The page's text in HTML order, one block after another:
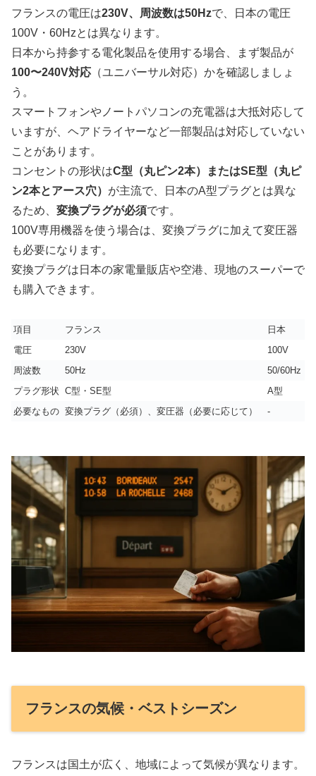
フランスの電圧は230V、周波数は50Hzで、日本の電圧
100V・60Hzとは異なります。
日本から持参する電化製品を使用する場合、まず製品が
100〜240V対応 （ユニバーサル対応）かを確認しましょ
う。
スマートフォンやノートパソコンの充電器は大抵対応して
いますが、ヘアドライヤーなど一部製品は対応していない
ことがあります。
コンセントの形状はC型（丸ピン2本）またはSE型（丸ピ
ン2本とアース穴） が主流で、日本のA型プラグとは異な
るため、 変換プラグが必須です。
100V専用機器を使う場合は、変換プラグに加えて変圧器
も必要になります。
変換プラグは日本の家電量販店や空港、現地のスーパーで
も購入できます。
項目 フランス
日本
電圧
230V
100V
周波数
50Hz
50/60Hz
プラグ形状 C型・SE型
A型
必要なもの 変換プラグ（必須）、変圧器（必要に応じて） -
フランスの気候・ベストシーズン
フランスは国土が広く、地域によって気候が異なります。